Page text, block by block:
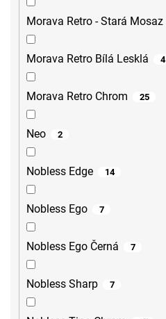
Morava Retro - Stará Mosaz
Morava Retro Bílá Lesklá 4
Morava Retro Chrom 25
Neo 2
Nobless Edge 14
Nobless Ego 7
Nobless Ego Černá 7
Nobless Sharp 7